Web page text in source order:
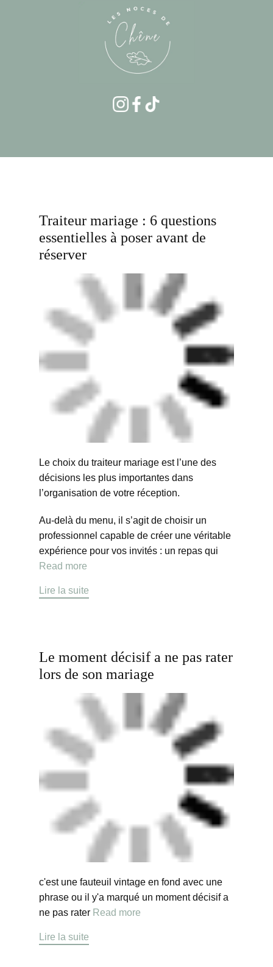
Traiteur mariage : 6 questions
essentielles à poser avant de
réserver
Le choix du traiteur mariage est l’une des
décisions les plus importantes dans
l’organisation de votre réception.
Au-delà du menu, il s’agit de choisir un
professionnel capable de créer une véritable
expérience pour vos invités : un repas qui
Read more
Lire la suite
Le moment décisif a ne pas rater
lors de son mariage
c'est une fauteuil vintage en fond avec une
phrase ou il y'a marqué un moment décisif a
ne pas rater Read more
Lire la suite